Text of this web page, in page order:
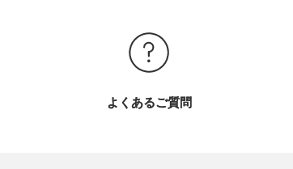
よくあるご質問